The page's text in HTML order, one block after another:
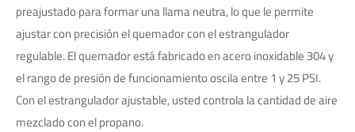
preajustado para formar una llama neutra, lo que le permite
ajustar con precisión el quemador con el estrangulador
regulable. El quemador está fabricado en acero inoxidable 304 y
el rango de presión de funcionamiento oscila entre 1 y 25 PSI.
Con el estrangulador ajustable, usted controla la cantidad de aire
mezclado con el propano.